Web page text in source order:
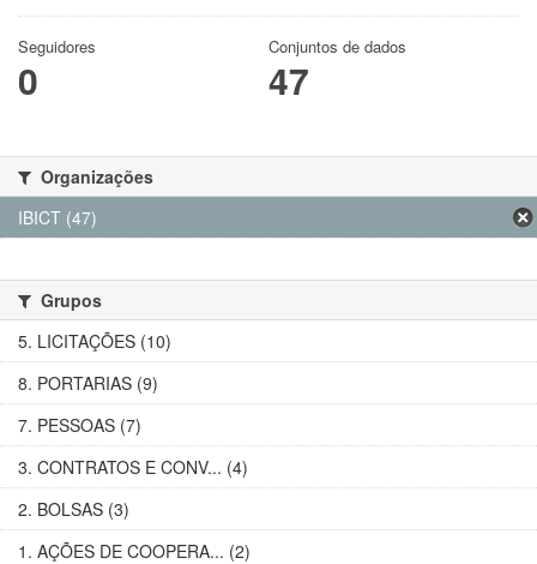
Seguidores
0
Conjuntos de dados
47
Organizações
IBICT (47)
Grupos
5. LICITAÇÕES (10)
8. PORTARIAS (9)
7. PESSOAS (7)
3. CONTRATOS E CONV... (4)
2. BOLSAS (3)
1. AÇÕES DE COOPERA... (2)